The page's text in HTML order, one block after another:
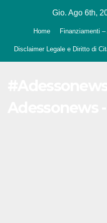
Gio. Ago 6th,
Home Finanziamenti
Disclaimer Legale e Diritto di